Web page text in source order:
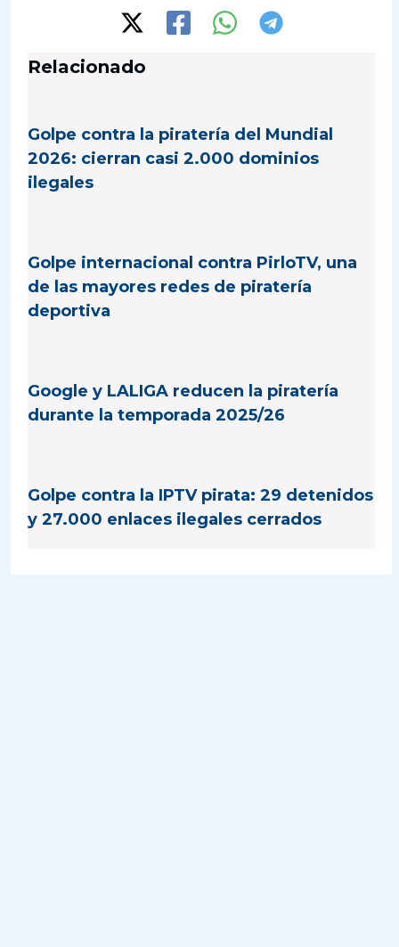
Relacionado
Golpe contra la piratería del Mundial
2026: cierran casi 2.000 dominios
ilegales
Golpe internacional contra PirloTV, una
de las mayores redes de piratería
deportiva
Google y LALIGA reducen la piratería
durante la temporada 2025/26
Golpe contra la IPTV pirata: 29 detenidos
y 27.000 enlaces ilegales cerrados